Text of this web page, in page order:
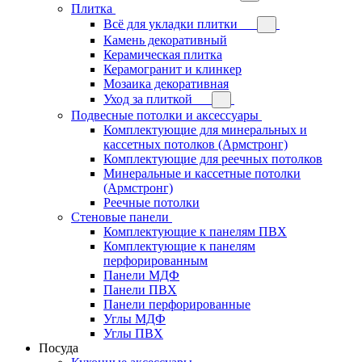
Плитка
Всё для укладки плитки
Камень декоративный
Керамическая плитка
Керамогранит и клинкер
Мозаика декоративная
Уход за плиткой
Подвесные потолки и аксессуары
Комплектующие для минеральных и
кассетных потолков (Армстронг)
Комплектующие для реечных потолков
Минеральные и кассетные потолки
(Армстронг)
Реечные потолки
Стеновые панели
Комплектующие к панелям ПВХ
Комплектующие к панелям
перфорированным
Панели МДФ
Панели ПВХ
Панели перфорированные
Углы МДФ
Углы ПВХ
Посуда